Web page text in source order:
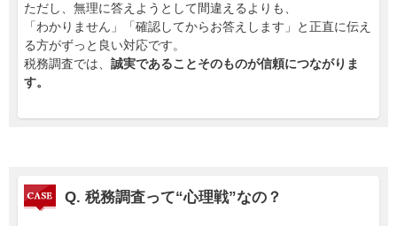
ただし、無理に答えようとして間違えるよりも、
「わかりません」「確認してからお答えします」と正直に伝え
る方がずっと良い対応です。
税務調査では、 誠実であることそのものが信頼につながりま
す。
Q. 税務調査って“心理戦”なの？